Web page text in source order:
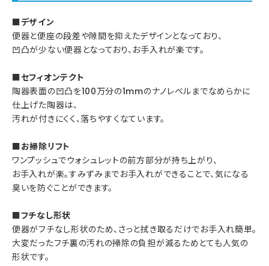
■デザイン
便器と便座の段差や隙間を抑えたデザインとなっており、
凹凸が少ない便器となっており、お手入れが楽です。
■セフィオンテクト
陶器表面の凹凸を100万分の1mmのナノレベルまでなめらかに
仕上げた陶器は、
汚れが付きにくく、落ちやすくなています。
■お掃除リフト
ワンプッシュでウォシュレットの前方部分が持ち上がり、
お手入れが楽。すみずみまでお手入れができることで、気になる
臭いを防ぐことができます。
■フチなし形状
便器がフチなし形状のため、さっと拭き取るだけでお手入れ簡単。
大変だったフチ裏の汚れの掃除の負担が減るためとても人気の
形状です。